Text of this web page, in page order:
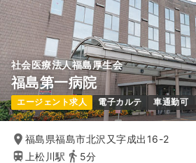
社会医療法人福島厚生会
福島第一病院
エージェント求人 電子カルテ 車通勤可
福島県福島市北沢又字成出16-2
上松川駅
5分